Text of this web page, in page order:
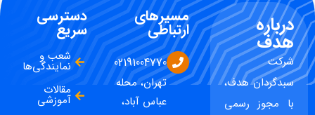
درباره
هدف
شرکت
سبدگردان هدف،
با مجوز رسمی
مسیرهای
ارتباطی
02191004770
تهران، محله
عباس آباد،
دسترسی
سریع
شعب و
نمایندگی‌ها
مقالات
آموزشی